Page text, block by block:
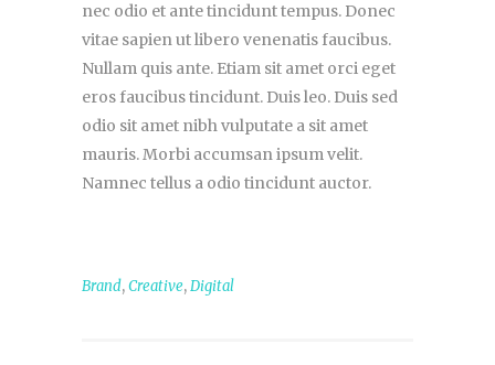
nec odio et ante tincidunt tempus. Donec
vitae sapien ut libero venenatis faucibus.
Nullam quis ante. Etiam sit amet orci eget
eros faucibus tincidunt. Duis leo. Duis sed
odio sit amet nibh vulputate a sit amet
mauris. Morbi accumsan ipsum velit.
Namnec tellus a odio tincidunt auctor.
Brand,Creative,Digital